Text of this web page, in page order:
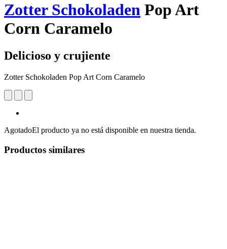
Zotter Schokoladen Pop Art
Corn Caramelo
Delicioso y crujiente
Zotter Schokoladen Pop Art Corn Caramelo
AgotadoEl producto ya no está disponible en nuestra tienda.
Productos similares